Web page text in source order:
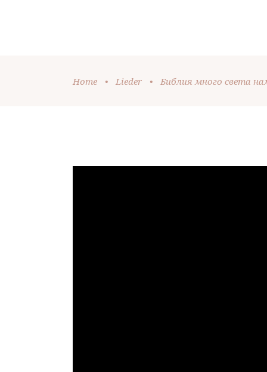
Home • Lieder • Библия много света